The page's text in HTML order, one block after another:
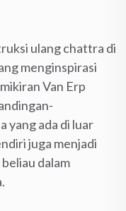
ulang chattra di
menginspirasi
Van Erp
yang ada di luar
juga menjadi
dalam